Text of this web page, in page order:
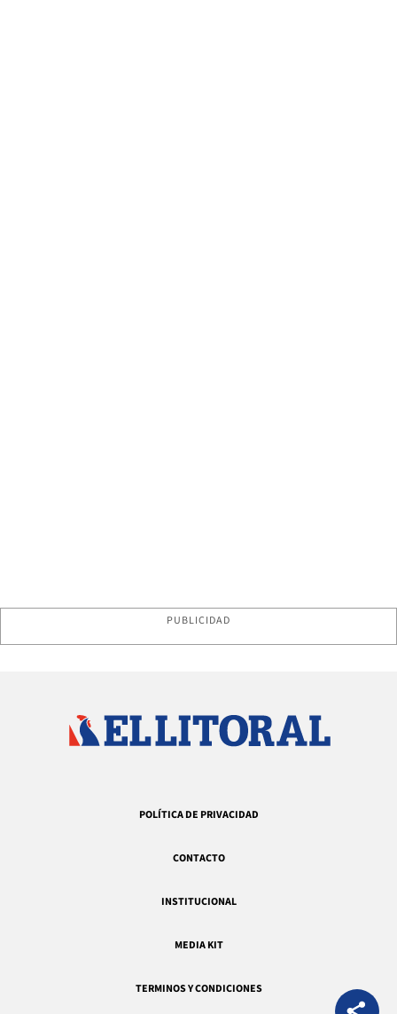
PUBLICIDAD
POLÍTICA DE PRIVACIDAD
CONTACTO
INSTITUCIONAL
MEDIA KIT
TERMINOS Y CONDICIONES